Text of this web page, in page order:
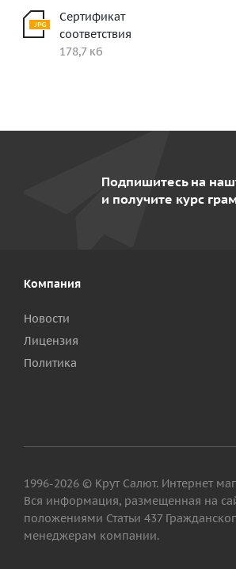
Сертификат
соответствия
178,7 кб
Подпишитесь на
и получите курс
Компания
Новости
Лицензия
Политика
1996-2026 © Крут Салют. Интернет
Вся информация, размещенная на
положениями Статьи 437
менеджерам компании.